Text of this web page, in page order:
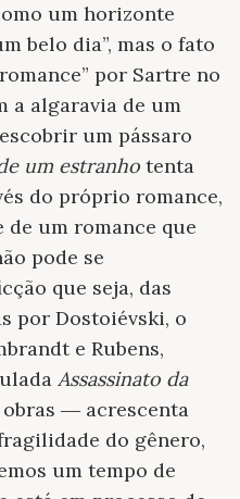
um horizonte
belo dia”, mas o fato
por Sartre no
a algaravia de um
um pássaro
um estranho tenta
do próprio romance,
de um romance que
pode se
que seja, das
por Dostoiévski, o
e Rubens,
Assassinato da
obras ― acrescenta
do gênero,
um tempo de